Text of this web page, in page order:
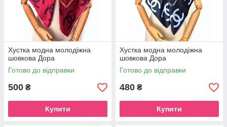
Хустка модна молодіжна
шовкова Дора
Готово до відправки
500 ₴
Купити
Хустка модна молодіжна
шовкова Дора
Готово до відправки
480 ₴
Купити